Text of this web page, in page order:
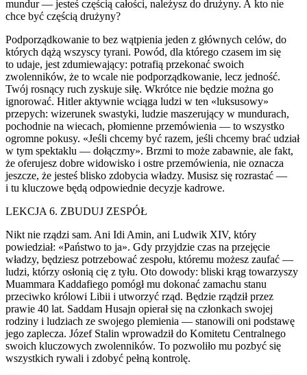
mundur — jesteś częścią całości, należysz do drużyny. A kto nie
chce być częścią drużyny?
Podporządkowanie to bez wątpienia jeden z głównych celów, do
których dążą wszyscy tyrani. Powód, dla którego czasem im się
to udaje, jest zdumiewający: potrafią przekonać swoich
zwolenników, że to wcale nie podporządkowanie, lecz jedność.
Twój rosnący ruch zyskuje siłę. Wkrótce nie będzie można go
ignorować. Hitler aktywnie wciąga ludzi w ten «luksusowy»
przepych: wizerunek swastyki, ludzie maszerujący w mundurach,
pochodnie na wiecach, płomienne przemówienia — to wszystko
ogromne pokusy. «Jeśli chcemy być razem, jeśli chcemy brać udział
w tym spektaklu — dołączmy». Brzmi to może zabawnie, ale fakt,
że oferujesz dobre widowisko i ostre przemówienia, nie oznacza
jeszcze, że jesteś blisko zdobycia władzy. Musisz się rozrastać —
i tu kluczowe będą odpowiednie decyzje kadrowe.
LEKCJA 6. ZBUDUJ ZESPÓŁ
Nikt nie rządzi sam. Ani Idi Amin, ani Ludwik XIV, który
powiedział: «Państwo to ja». Gdy przyjdzie czas na przejęcie
władzy, będziesz potrzebować zespołu, któremu możesz zaufać —
ludzi, którzy osłonią cię z tyłu. Oto dowody: bliski krąg towarzyszy
Muammara Kaddafiego pomógł mu dokonać zamachu stanu
przeciwko królowi Libii i utworzyć rząd. Będzie rządził przez
prawie 40 lat. Saddam Husajn opierał się na członkach swojej
rodziny i ludziach ze swojego plemienia — stanowili oni podstawę
jego zaplecza. Józef Stalin wprowadził do Komitetu Centralnego
swoich kluczowych zwolenników. To pozwoliło mu pozbyć się
wszystkich rywali i zdobyć pełną kontrolę.